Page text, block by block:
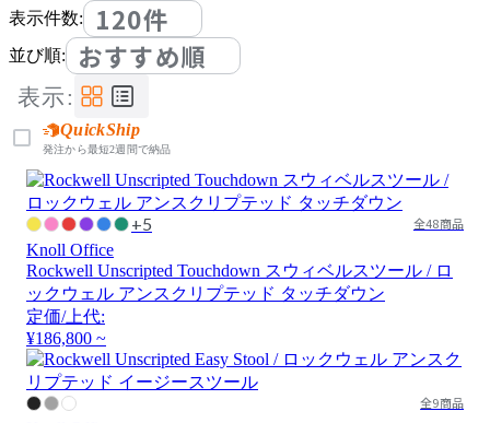
表示件数:
120件
並び順: おすすめ順
表示:
QuickShip
発注から最短2週間で納品
+5 全48商品
Knoll Office
Rockwell Unscripted Touchdown スウィベルスツール / ロ
ックウェル アンスクリプテッド タッチダウン
定価/上代:
¥186,800 ~
全9商品